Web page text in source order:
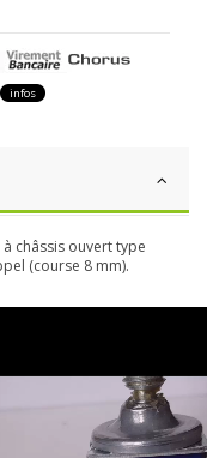
infos
châssis ouvert type
(course 8 mm).